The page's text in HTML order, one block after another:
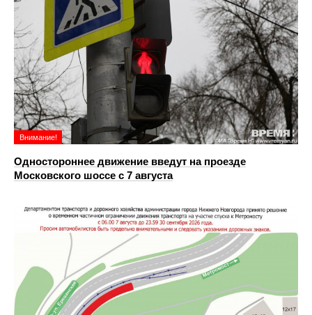
Внимание!
Одностороннее движение введут на проезде
Московского шоссе с 7 августа